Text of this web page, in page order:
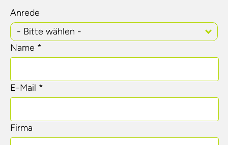
Anrede
- Bitte wählen -
Name *
E-Mail *
Firma